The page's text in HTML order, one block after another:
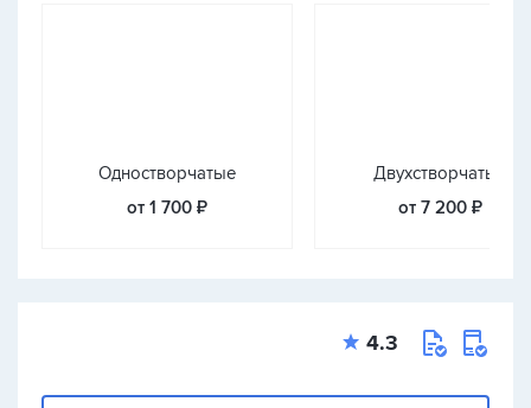
Одностворчатые
от 1 700 ₽
Двухстворчатые
от 7 200 ₽
4.3